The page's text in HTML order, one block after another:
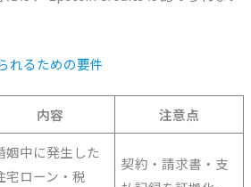
れるための要件
内容 注意点
姻中に発生した
宅ローン・税
契約・請求書・支